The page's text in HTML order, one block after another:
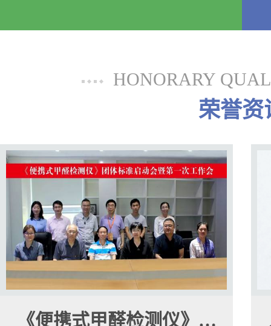
HONORARY
荣誉资
《便携式甲醛检测仪》…